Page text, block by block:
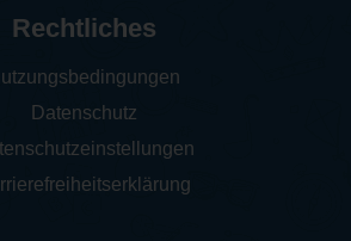
Rechtliches
Datenschutz